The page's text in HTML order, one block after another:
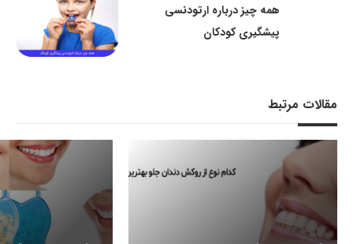
همه چیز درباره ارتودنسی
پیشگیری کودکان
مقالات مرتبط